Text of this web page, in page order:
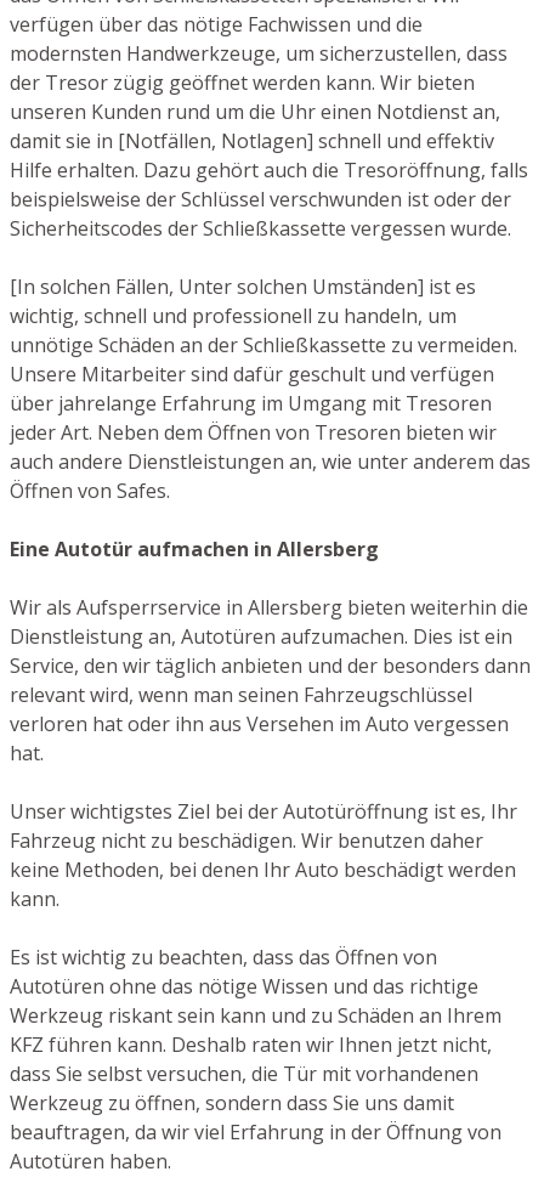
verfügen über das nötige Fachwissen und die
modernsten Handwerkzeuge, um sicherzustellen, dass
der Tresor zügig geöffnet werden kann. Wir bieten
unseren Kunden rund um die Uhr einen Notdienst an,
damit sie in [Notfällen, Notlagen] schnell und effektiv
Hilfe erhalten. Dazu gehört auch die Tresoröffnung, falls
beispielsweise der Schlüssel verschwunden ist oder der
Sicherheitscodes der Schließkassette vergessen wurde.
[In solchen Fällen, Unter solchen Umständen] ist es
wichtig, schnell und professionell zu handeln, um
unnötige Schäden an der Schließkassette zu vermeiden.
Unsere Mitarbeiter sind dafür geschult und verfügen
über jahrelange Erfahrung im Umgang mit Tresoren
jeder Art. Neben dem Öffnen von Tresoren bieten wir
auch andere Dienstleistungen an, wie unter anderem das
Öffnen von Safes.
Eine Autotür aufmachen in Allersberg
Wir als Aufsperrservice in Allersberg bieten weiterhin die
Dienstleistung an, Autotüren aufzumachen. Dies ist ein
Service, den wir täglich anbieten und der besonders dann
relevant wird, wenn man seinen Fahrzeugschlüssel
verloren hat oder ihn aus Versehen im Auto vergessen
hat.
Unser wichtigstes Ziel bei der Autotüröffnung ist es, Ihr
Fahrzeug nicht zu beschädigen. Wir benutzen daher
keine Methoden, bei denen Ihr Auto beschädigt werden
kann.
Es ist wichtig zu beachten, dass das Öffnen von
Autotüren ohne das nötige Wissen und das richtige
Werkzeug riskant sein kann und zu Schäden an Ihrem
KFZ führen kann. Deshalb raten wir Ihnen jetzt nicht,
dass Sie selbst versuchen, die Tür mit vorhandenen
Werkzeug zu öffnen, sondern dass Sie uns damit
beauftragen, da wir viel Erfahrung in der Öffnung von
Autotüren haben.